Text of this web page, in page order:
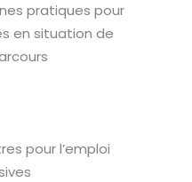
pratiques pour
en situation de
pour l’emploi